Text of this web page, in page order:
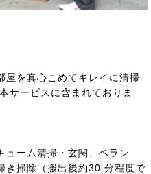
屋を真心こめてキレイに清掃
サービスに含まれておりま
ューム清掃・玄関、ベラン
き掃除（搬出後約30 分程度で